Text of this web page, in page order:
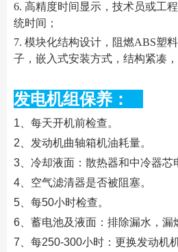
6. 高精度时间显示，技术员或工
统时间；
7. 模块化结构设计，阻燃ABS塑
子，嵌入式安装方式，结构紧凑，
发电机组保养：
1、每天开机前检查。
2、发动机曲轴箱机油耗量。
3、冷却液面：散热器和中冷器芯
4、空气滤清器是否被阻塞。
5、每50小时检查。
6、蓄电池及液面：排除漏水，漏
7、每250-300小时：更换发动机